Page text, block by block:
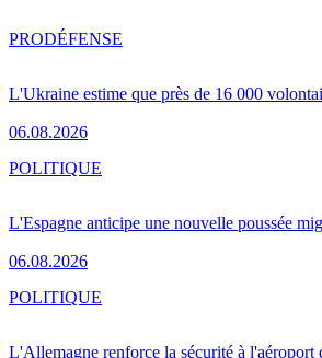
L'Ukraine estime que près de 16 000
06.08.2026
PRODÉFENSE
L'Espagne anticipe une nouvelle poussée
06.08.2026
POLITIQUE
L'Allemagne renforce la sécurité à l'aéroport
POLITIQUE